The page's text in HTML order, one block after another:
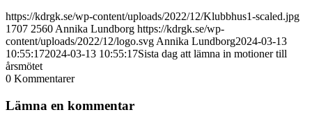
https://kdrgk.se/wp-content/uploads/2022/12/Klubbhus1-scaled.jpg
1707 2560 Annika Lundborg https://kdrgk.se/wp-
content/uploads/2022/12/logo.svg Annika Lundborg2024-03-13
10:55:172024-03-13 10:55:17Sista dag att lämna in motioner till
årsmötet
0 Kommentarer
Lämna en kommentar